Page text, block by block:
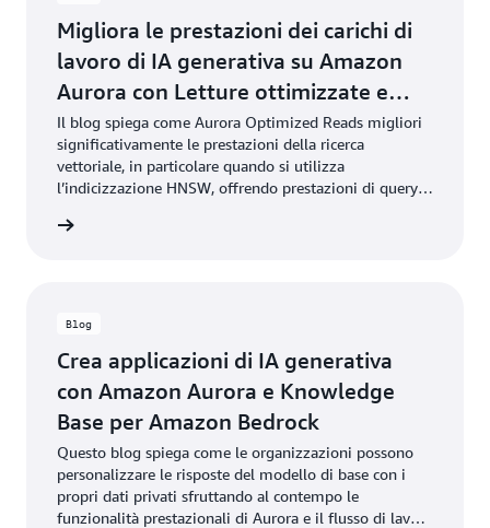
Migliora le prestazioni dei carichi di
lavoro di IA generativa su Amazon
Aurora con Letture ottimizzate e
pgvector
Il blog spiega come Aurora Optimized Reads migliori
significativamente le prestazioni della ricerca
vettoriale, in particolare quando si utilizza
l’indicizzazione HNSW, offrendo prestazioni di query
IVFFlat.
Blog
Crea applicazioni di IA generativa
con Amazon Aurora e Knowledge
Base per Amazon Bedrock
Questo blog spiega come le organizzazioni possono
personalizzare le risposte del modello di base con i
propri dati privati sfruttando al contempo le
funzionalità prestazionali di Aurora e il flusso di lavoro